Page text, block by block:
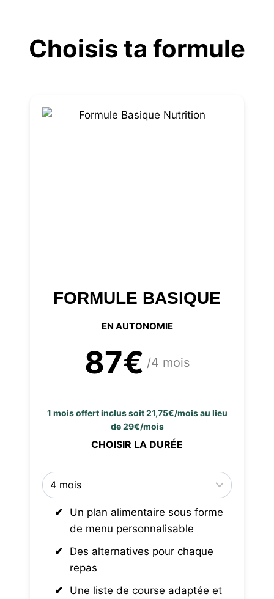
contenuChoisis ta formule
FORMULE BASIQUE
EN AUTONOMIE
87€ /4 mois
1 mois offert inclus soit 21,75€/mois au lieu
de 29€/mois
CHOISIR LA DURÉE
Un plan alimentaire sous forme
de menu personnalisable
Des alternatives pour chaque
repas
Une liste de course adaptée et